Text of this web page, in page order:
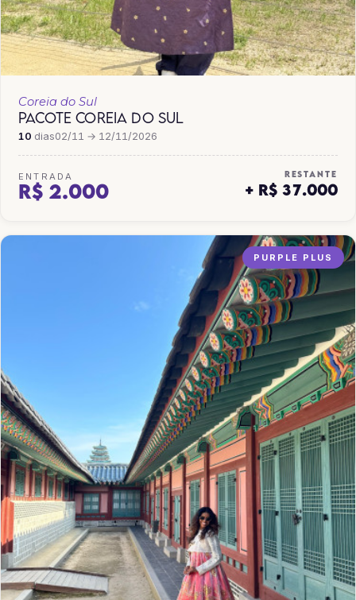
Coreia do Sul
PACOTE COREIA DO SUL
10 dias02/11 → 12/11/2026
ENTRADA
R$ 2.000
RESTANTE
+ R$ 37.000
PURPLE PLUS